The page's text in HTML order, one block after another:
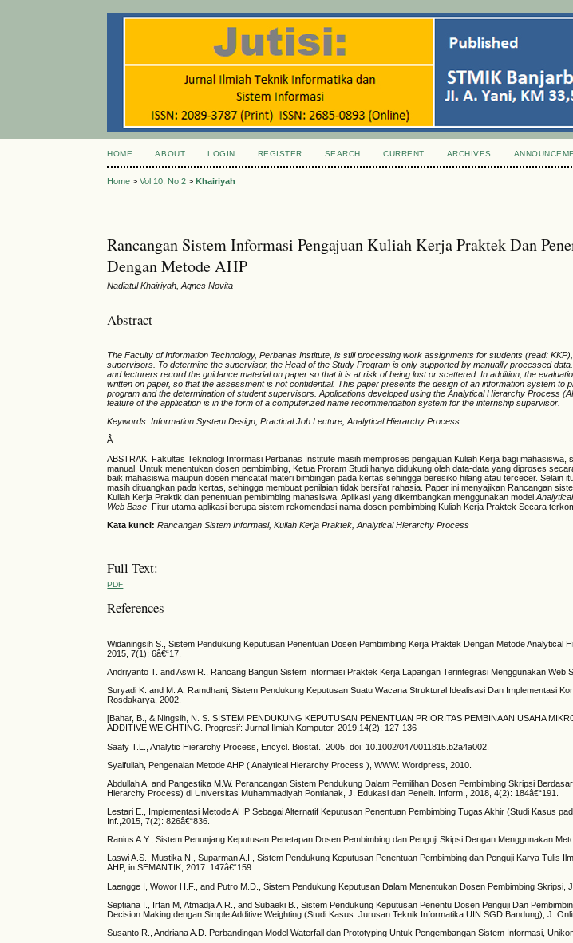
HOME ABOUT LOGIN REGISTER SEARCH CURRENT ARCHIVES
Home >Vol 10, No 2 >Khairiyah
Rancangan Sistem Informasi Pengajuan Kuliah Kerja Praktek Dan
Dengan Metode AHP
Nadiatul Khairiyah, Agnes Novita
Abstract
The Faculty of Information Technology, Perbanas Institute, is still processing work assignments for students (read:
supervisors. To determine the supervisor, the Head of the Study Program is only supported by manually processed
and lecturers record the guidance material on paper so that it is at risk of being lost or scattered. In addition, the
written on paper, so that the assessment is not confidential. This paper presents the design of an information system to
program and the determination of student supervisors. Applications developed using the Analytical Hierarchy Process
feature of the application is in the form of a computerized name recommendation system for the internship supervisor.
Keywords: Information System Design, Practical Job Lecture, Analytical Hierarchy Process
Â
ABSTRAK. Fakultas Teknologi Informasi Perbanas Institute masih memproses pengajuan Kuliah Kerja bagi
manual. Untuk menentukan dosen pembimbing, Ketua Proram Studi hanya didukung oleh data-data yang diproses
baik mahasiswa maupun dosen mencatat materi bimbingan pada kertas sehingga beresiko hilang atau tercecer. Selain
masih dituangkan pada kertas, sehingga membuat penilaian tidak bersifat rahasia. Paper ini menyajikan Rancangan
Kuliah Kerja Praktik dan penentuan pembimbing mahasiswa. Aplikasi yang dikembangkan menggunakan model
Web Base . Fitur utama aplikasi berupa sistem rekomendasi nama dosen pembimbing Kuliah Kerja Praktek Secara
Kata kunci:Rancangan Sistem Informasi, Kuliah Kerja Praktek, Analytical Hierarchy Process
Full Text:
PDF
References
Widaningsih S., Sistem Pendukung Keputusan Penentuan Dosen Pembimbing Kerja Praktek Dengan Metode Analytical
2015, 7(1): 6â€“17.
Andriyanto T. and Aswi R., Rancang Bangun Sistem Informasi Praktek Kerja Lapangan Terintegrasi Menggunakan Web
Suryadi K. and M. A. Ramdhani, Sistem Pendukung Keputusan Suatu Wacana Struktural Idealisasi Dan Implementasi
Rosdakarya, 2002.
[Bahar, B., & Ningsih, N. S. SISTEM PENDUKUNG KEPUTUSAN PENENTUAN PRIORITAS PEMBINAAN USAHA
ADDITIVE WEIGHTING. Progresif: Jurnal Ilmiah Komputer, 2019,14(2): 127-136
Saaty T.L., Analytic Hierarchy Process, Encycl. Biostat., 2005, doi: 10.1002/0470011815.b2a4a002.
Syaifullah, Pengenalan Metode AHP ( Analytical Hierarchy Process ), WWW. Wordpress, 2010.
Abdullah A. and Pangestika M.W. Perancangan Sistem Pendukung Dalam Pemilihan Dosen Pembimbing Skripsi
Hierarchy Process) di Universitas Muhammadiyah Pontianak, J. Edukasi dan Penelit. Inform., 2018, 4(2): 184â€“191.
Lestari E., Implementasi Metode AHP Sebagai Alternatif Keputusan Penentuan Pembimbing Tugas Akhir (Studi Kasus
Inf.,2015, 7(2): 826â€“836.
Ranius A.Y., Sistem Penunjang Keputusan Penetapan Dosen Pembimbing dan Penguji Skipsi Dengan Menggunakan
Laswi A.S., Mustika N., Suparman A.I., Sistem Pendukung Keputusan Penentuan Pembimbing dan Penguji Karya Tulis
AHP, in SEMANTIK, 2017: 147â€“159.
Laengge I, Wowor H.F., and Putro M.D., Sistem Pendukung Keputusan Dalam Menentukan Dosen Pembimbing Skripsi,
Septiana I., Irfan M, Atmadja A.R., and Subaeki B., Sistem Pendukung Keputusan Penentu Dosen Penguji Dan
Decision Making dengan Simple Additive Weighting (Studi Kasus: Jurusan Teknik Informatika UIN SGD Bandung), J.
Susanto R., Andriana A.D. Perbandingan Model Waterfall dan Prototyping Untuk Pengembangan Sistem Informasi,